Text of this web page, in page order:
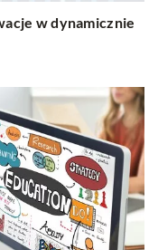
w dynamicznie